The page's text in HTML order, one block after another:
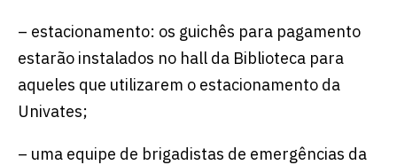
– estacionamento: os guichês para pagamento
estarão instalados no hall da Biblioteca para
aqueles que utilizarem o estacionamento da
Univates;
– uma equipe de brigadistas de emergências da